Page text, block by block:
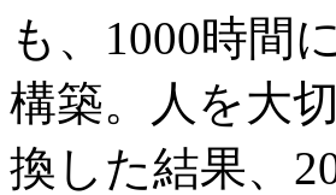
も、1000時間
構築。人を大
換した結果、